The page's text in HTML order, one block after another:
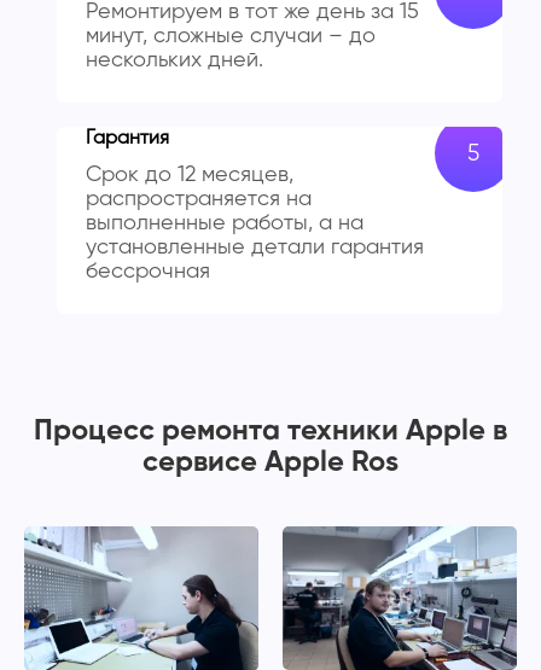
Ремонтируем в тот же день за 15
минут, сложные случаи – до
нескольких дней.
Гарантия
Срок до 12 месяцев,
распространяется на
выполненные работы, а на
установленные детали гарантия
бессрочная
Процесс ремонта техники Apple в
сервисе Apple Ros